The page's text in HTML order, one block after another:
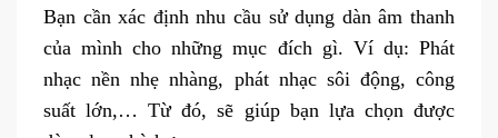
Bạn cần xác định nhu cầu sử dụng dàn âm thanh
của mình cho những mục đích gì. Ví dụ: Phát
nhạc nền nhẹ nhàng, phát nhạc sôi động, công
suất lớn,… Từ đó, sẽ giúp bạn lựa chọn được